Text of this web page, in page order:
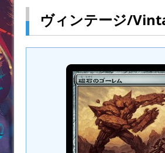
ヴィンテージ/